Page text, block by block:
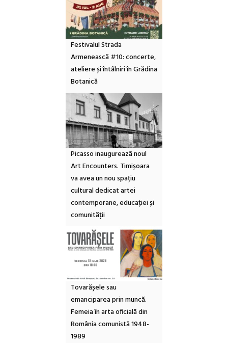
Festivalul Strada
Armenească #10: concerte,
ateliere și întâlniri în Grădina
Botanică
Picasso inaugurează noul
Art Encounters. Timișoara
va avea un nou spațiu
cultural dedicat artei
contemporane, educației și
comunității
Tovarășele sau
emanciparea prin muncă.
Femeia în arta oficială din
România comunistă 1948-
1989